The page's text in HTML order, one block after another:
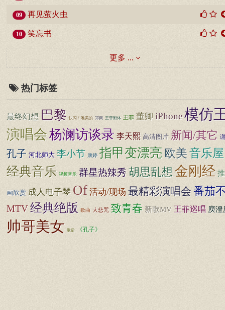
09 再见萤火虫
10 笑忘书
更多 ...
热门标签
最终幻想 巴黎 快闪！唯美的 郑爽 王菲附体 王菲 董卿 iPhone模仿
演唱会杨澜访谈录 李天熙 高清图片 新闻/其它
孔子 河北师大 李小节 康婷 指甲变漂亮 欧美 音乐屋
经典音乐 视频音乐 群星热辣秀胡思乱想 金刚经
画欣赏 成人电子琴 Of 活动/现场 最精彩演唱会 番茄
MTV经典绝版 歌曲 大悲咒 致青春 新歌MV 王菲巡唱 庾澄
帅哥美女 歌后 《孔子》